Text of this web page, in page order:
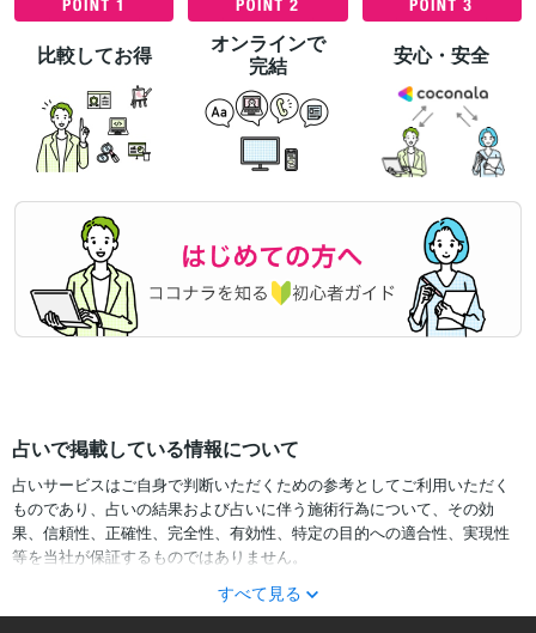
比較してお得
オンラインで
完結
安心・安全
占いで掲載している情報について
占いサービスはご自身で判断いただくための参考としてご利用いただく
ものであり、占いの結果および占いに伴う施術行為について、その効
果、信頼性、正確性、完全性、有効性、特定の目的への適合性、実現性
等を当社が保証するものではありません。
サービスの結果をどのように利用するかは、お客様ご自身の自己責任に
おいて判断をお願いいたします。
すべて見る